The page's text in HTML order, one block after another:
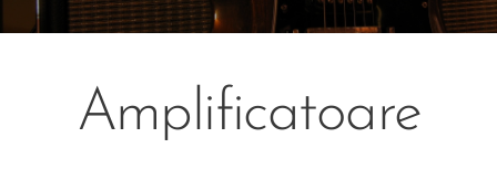
Amplificatoare